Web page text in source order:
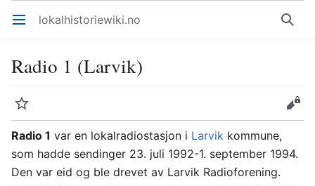
Åpne hovedmenyen lokalhistoriewiki.no Søk
Radio 1 (Larvik)
Overvåk
Rediger
Radio 1 var en lokalradiostasjon i Larvik kommune,
som hadde sendinger 23. juli 1992-1. september 1994.
Den var eid og ble drevet av Larvik Radioforening.